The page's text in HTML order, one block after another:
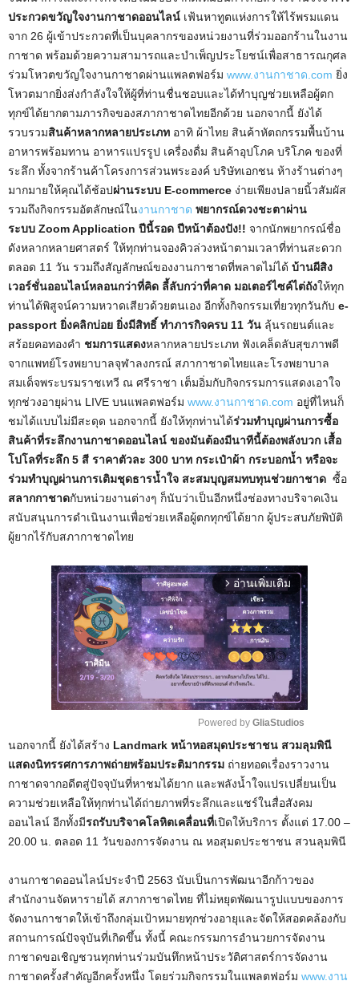
ประกวดขวัญใจงานกาชาดออนไลน์ เฟ้นหาทูตแห่งการให้ไร้พรมแดน
จาก 26 ผู้เข้าประกวดที่เป็นบุคลากรของหน่วยงานที่ร่วมออกร้านในงาน
กาชาด พร้อมด้วยความสามารถและบำเพ็ญประโยชน์เพื่อสาธารณกุศล
ร่วมโหวตขวัญใจงานกาชาดผ่านแพลตฟอร์ม www.งานกาชาด.com ยิ่ง
โหวตมากยิ่งส่งกำลังใจให้ผู้ที่ท่านชื่นชอบและได้ทำบุญช่วยเหลือผู้ตก
ทุกข์ได้ยากตามภารกิจของสภากาชาดไทยอีกด้วย นอกจากนี้ ยังได้
รวบรวมสินค้าหลากหลายประเภท อาทิ ผ้าไทย สินค้าหัตถกรรมพื้นบ้าน
อาหารพร้อมทาน อาหารแปรรูป เครื่องดื่ม สินค้าอุปโภค บริโภค ของที่
ระลึก ทั้งจากร้านค้าโครงการส่วนพระองค์ บริษัทเอกชน ห้างร้านต่างๆ
มากมายให้คุณได้ช้อปผ่านระบบ E-commerce ง่ายเพียงปลายนิ้วสัมผัส
รวมถึงกิจกรรมอัตลักษณ์ในงานกาชาด พยากรณ์ดวงชะตาผ่าน
ระบบ Zoom Application ปีนี้รอด ปีหน้าต้องปัง!! จากนักพยากรณ์ชื่อ
ดังหลากหลายศาสตร์ ให้ทุกท่านจองคิวล่วงหน้าตามเวลาที่ท่านสะดวก
ตลอด 11 วัน รวมถึงสัญลักษณ์ของงานกาชาดที่พลาดไม่ได้ บ้านผีสิง
เวอร์ชั่นออนไลน์หลอนกว่าที่คิด ลี้ลับกว่าที่คาด มอเตอร์ไซค์ไต่ถังให้ทุก
ท่านได้พิสูจน์ความหวาดเสียวด้วยตนเอง อีกทั้งกิจกรรมเที่ยวทุกวันกับ e-
passport ยิ่งคลิกบ่อย ยิ่งมีสิทธิ์ ทำภารกิจครบ 11 วัน ลุ้นรถยนต์และ
สร้อยคอทองคำ ชมการแสดงหลากหลายประเภท ฟังเคล็ดลับสุขภาพดี
จากแพทย์โรงพยาบาลจุฬาลงกรณ์ สภากาชาดไทยและโรงพยาบาล
สมเด็จพระบรมราชเทวี ณ ศรีราชา เต็มอิ่มกับกิจกรรมการแสดงเอาใจ
ทุกช่วงอายุผ่าน LIVE บนแพลตฟอร์ม www.งานกาชาด.com อยู่ที่ไหนก็
ชมได้แบบไม่มีสะดุด นอกจากนี้ ยังให้ทุกท่านได้ร่วมทำบุญผ่านการซื้อ
สินค้าที่ระลึกงานกาชาดออนไลน์ ของมันต้องมีนาทีนี้ต้องพลังบวก เสื้อ
โปโลที่ระลึก 5 สี ราคาตัวละ 300 บาท กระเป๋าผ้า กระบอกน้ำ หรือจะ
ร่วมทำบุญผ่านการเติมชุดธารน้ำใจ สะสมบุญสมทบทุนช่วยกาชาด ซื้อ
สลากกาชาดกับหน่วยงานต่างๆ ก็นับว่าเป็นอีกหนึ่งช่องทางบริจาคเงิน
สนับสนุนการดำเนินงานเพื่อช่วยเหลือผู้ตกทุกข์ได้ยาก ผู้ประสบภัยพิบัติ
ผู้ยากไร้กับสภากาชาดไทย
arrow_forward_ios อ่านเพิ่มเติม
u
t
e
Powered by GliaStudios
นอกจากนี้ ยังได้สร้าง Landmark หน้าหอสมุดประชาชน สวมลุมพินี
แสดงนิทรรศการภาพถ่ายพร้อมประติมากรรม ถ่ายทอดเรื่องราวงาน
กาชาดจากอดีตสู่ปัจจุบันที่หาชมได้ยาก และพลังน้ำใจแปรเปลี่ยนเป็น
ความช่วยเหลือให้ทุกท่านได้ถ่ายภาพที่ระลึกและแชร์ในสื่อสังคม
ออนไลน์ อีกทั้งมีรถรับบริจาคโลหิตเคลื่อนที่เปิดให้บริการ ตั้งแต่ 17.00 –
20.00 น. ตลอด 11 วันของการจัดงาน ณ หอสุมดประชาชน สวนลุมพินี
งานกาชาดออนไลน์ประจำปี 2563 นับเป็นการพัฒนาอีกก้าวของ
สำนักงานจัดหารายได้ สภากาชาดไทย ที่ไม่หยุดพัฒนารูปแบบของการ
จัดงานกาชาดให้เข้าถึงกลุ่มเป้าหมายทุกช่วงอายุและจัดให้สอดคล้องกับ
สถานการณ์ปัจจุบันที่เกิดขึ้น ทั้งนี้ คณะกรรมการอำนวยการจัดงาน
กาชาดขอเชิญชวนทุกท่านร่วมบันทึกหน้าประวัติศาสตร์การจัดงาน
กาชาดครั้งสำคัญอีกครั้งหนึ่ง โดยร่วมกิจกรรมในแพลตฟอร์ม www.งาน